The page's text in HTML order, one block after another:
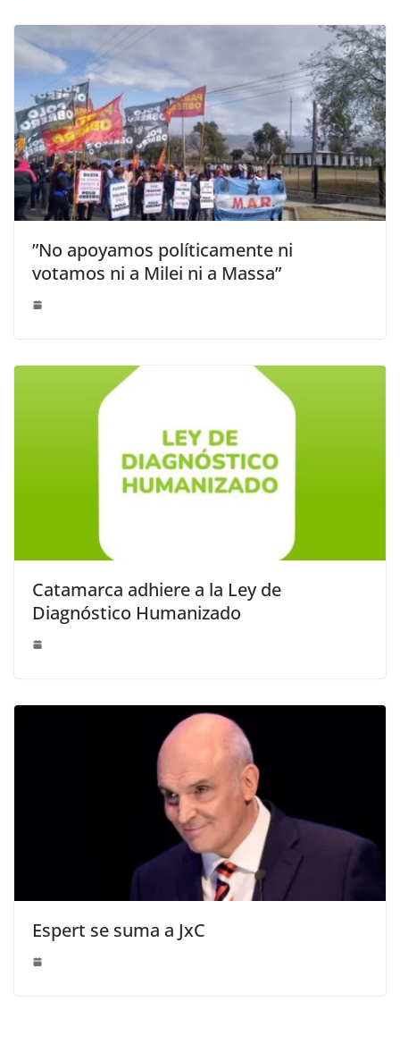
”No apoyamos políticamente ni
votamos ni a Milei ni a Massa”
Catamarca adhiere a la Ley de
Diagnóstico Humanizado
Espert se suma a JxC